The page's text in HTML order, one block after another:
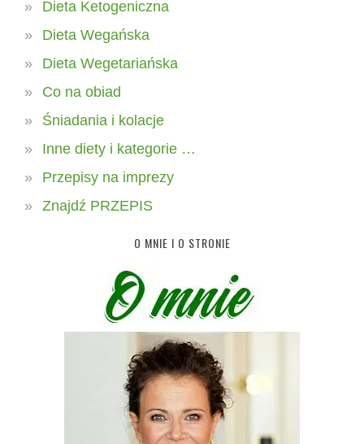
Dieta Ketogeniczna
Dieta Wegańska
Dieta Wegetariańska
Co na obiad
Śniadania i kolacje
Inne diety i kategorie …
Przepisy na imprezy
Znajdź PRZEPIS
O MNIE I O STRONIE